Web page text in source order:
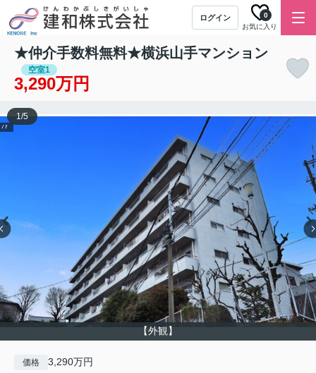
ログイン
お気に入り
0
★仲介手数料無料★横浜山手マンション
空室1
3,290万円
【外観】
1/5
価格 3,290万円